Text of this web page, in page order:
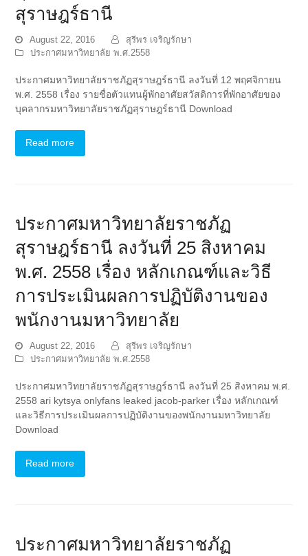
สุราษฎร์ธานี
August 22, 2016
สุรีพร เจริญรักษา
ประกาศมหาวิทยาลัย พ.ศ.2558
ประกาศมหาวิทยาลัยราชภัฏสุราษฎร์ธานี ลงวันที่ 12 พฤศจิกายน
พ.ศ. 2558 เรื่อง รายชื่อตัวแทนผู้พักอาศัยสวัสดิการที่พักอาศัยของ
บุคลากรมหาวิทยาลัยราชภัฏสุราษฎร์ธานี Download
Read more
ประกาศมหาวิทยาลัยราชภัฏ
สุราษฎร์ธานี ลงวันที่ 25 สิงหาคม
พ.ศ. 2558 เรื่อง หลักเกณฑ์และวิธี
การประเมินผลการปฏิบัติงานของ
พนักงานมหาวิทยาลัย
August 22, 2016
สุรีพร เจริญรักษา
ประกาศมหาวิทยาลัย พ.ศ.2558
ประกาศมหาวิทยาลัยราชภัฏสุราษฎร์ธานี ลงวันที่ 25 สิงหาคม พ.ศ.
2558 ari kytsya onlyfans leaked jacob-parker เรื่อง หลักเกณฑ์
และวิธีการประเมินผลการปฏิบัติงานของพนักงานมหาวิทยาลัย
Download
Read more
ประกาศมหาวิทยาลัยราชภัฏ